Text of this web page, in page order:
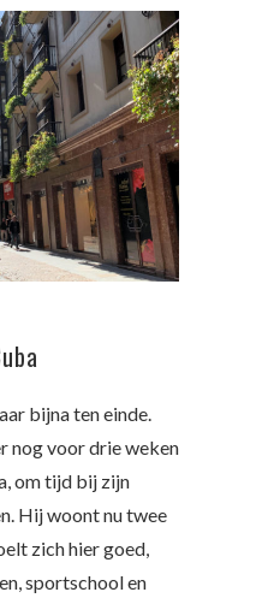
bijna ten einde.
nog voor drie weken
om tijd bij zijn
Hij woont nu twee
zich hier goed,
sportschool en